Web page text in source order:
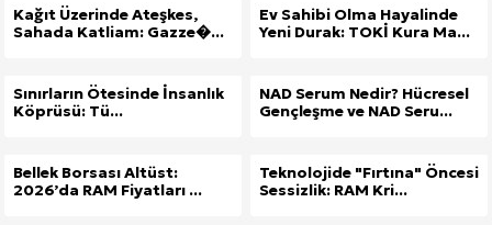
Kağıt Üzerinde Ateşkes,
Sahada Katliam: Gazze�...
Ev Sahibi Olma Hayalinde
Yeni Durak: TOKİ Kura Ma...
Sınırların Ötesinde İnsanlık
Köprüsü: Tü...
NAD Serum Nedir? Hücresel
Gençleşme ve NAD Seru...
Bellek Borsası Altüst:
2026’da RAM Fiyatları ...
Teknolojide "Fırtına" Öncesi
Sessizlik: RAM Kri...